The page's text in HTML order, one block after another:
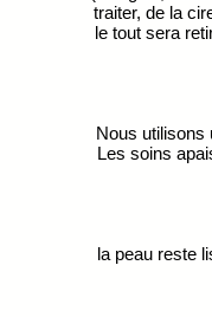
traiter, de la
le tout sera
Nous utilisons
Les soins
la peau reste